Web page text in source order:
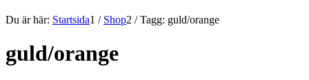
Du är här: Startsida1 / Shop2 / Tagg: guld/orange
guld/orange